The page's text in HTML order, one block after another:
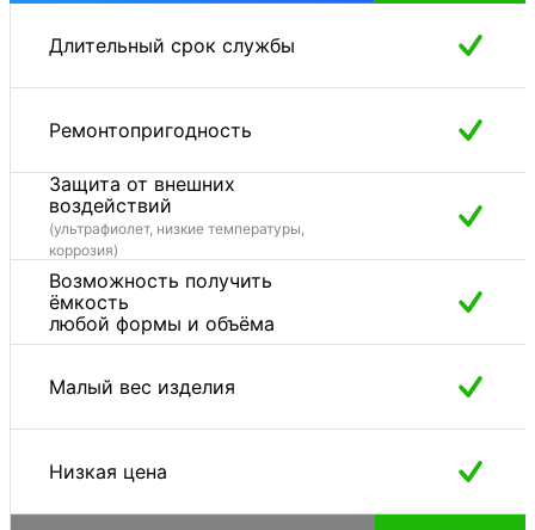
Длительный срок службы
Ремонтопригодность
Защита от внешних
воздействий
(ультрафиолет, низкие температуры,
коррозия)
Возможность получить
ёмкость
любой формы и объёма
Малый вес изделия
Низкая цена